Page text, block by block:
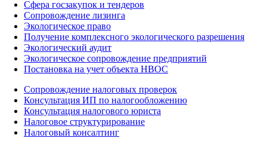
Сфера госзакупок и тендеров
Сопровождение лизинга
Экологическое право
Получение комплексного экологического разрешения
Экологический аудит
Экологическое сопровождение предприятий
Постановка на учет объекта НВОС
Сопровождение налоговых проверок
Консультация ИП по налогообложению
Консультация налогового юриста
Налоговое структурирование
Налоговый консалтинг